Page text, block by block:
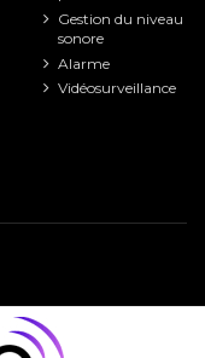
Gestion du niveau
sonore
Alarme
Vidéosurveillance